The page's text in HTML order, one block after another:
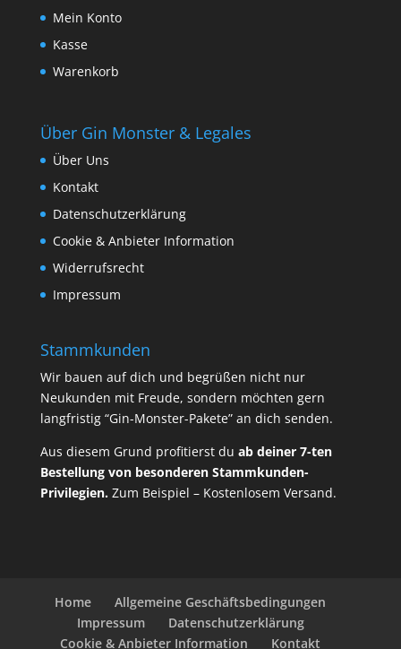
Mein Konto
Kasse
Warenkorb
Über Gin Monster & Legales
Über Uns
Kontakt
Datenschutzerklärung
Cookie & Anbieter Information
Widerrufsrecht
Impressum
Stammkunden
Wir bauen auf dich und begrüßen nicht nur
Neukunden mit Freude, sondern möchten gern
langfristig “Gin-Monster-Pakete” an dich senden.
Aus diesem Grund profitierst du ab deiner 7-ten
Bestellung von besonderen Stammkunden-
Privilegien. Zum Beispiel – Kostenlosem Versand.
Home
Allgemeine Geschäftsbedingungen
Impressum
Datenschutzerklärung
Cookie & Anbieter Information
Kontakt